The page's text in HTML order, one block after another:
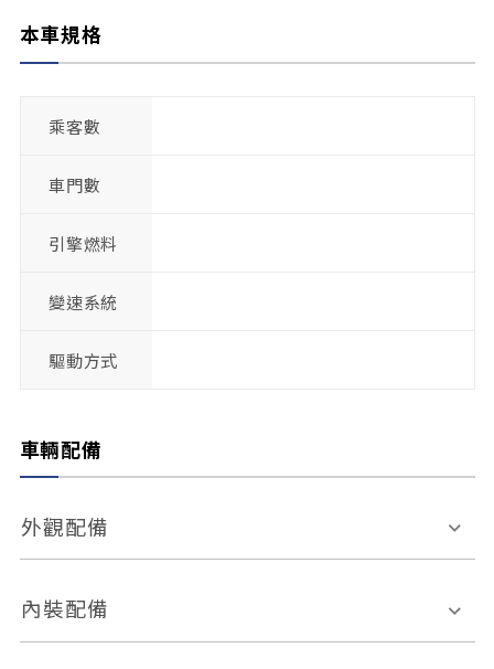
本車規格
乘客數
車門數
引擎燃料
變速系統
驅動方式
車輛配備
外觀配備
電動天窗
內裝配備